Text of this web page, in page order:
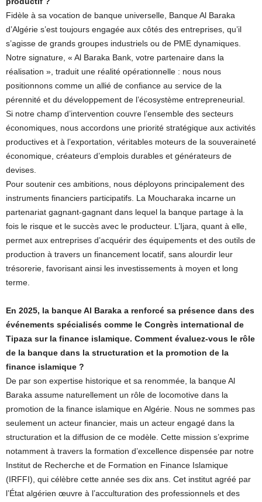
Fidèle à sa vocation de banque universelle, Banque Al Baraka
d’Algérie s’est toujours engagée aux côtés des entreprises, qu’il
s’agisse de grands groupes industriels ou de PME dynamiques.
Notre signature, « Al Baraka Bank, votre partenaire dans la
réalisation », traduit une réalité opérationnelle : nous nous
positionnons comme un allié de confiance au service de la
pérennité et du développement de l’écosystème entrepreneurial.
Si notre champ d’intervention couvre l’ensemble des secteurs
économiques, nous accordons une priorité stratégique aux activités
productives et à l’exportation, véritables moteurs de la souveraineté
économique, créateurs d’emplois durables et générateurs de
devises.
Pour soutenir ces ambitions, nous déployons principalement des
instruments financiers participatifs. La Moucharaka incarne un
partenariat gagnant-gagnant dans lequel la banque partage à la
fois le risque et le succès avec le producteur. L’Ijara, quant à elle,
permet aux entreprises d’acquérir des équipements et des outils de
production à travers un financement locatif, sans alourdir leur
trésorerie, favorisant ainsi les investissements à moyen et long
terme.
En 2025, la banque Al Baraka a renforcé sa présence dans des
événements spécialisés comme le Congrès international de
Tipaza sur la finance islamique. Comment évaluez-vous le rôle
de la banque dans la structuration et la promotion de la
finance islamique ?
De par son expertise historique et sa renommée, la banque Al
Baraka assume naturellement un rôle de locomotive dans la
promotion de la finance islamique en Algérie. Nous ne sommes pas
seulement un acteur financier, mais un acteur engagé dans la
structuration et la diffusion de ce modèle. Cette mission s’exprime
notamment à travers la formation d’excellence dispensée par notre
Institut de Recherche et de Formation en Finance Islamique
(IRFFI), qui célèbre cette année ses dix ans. Cet institut agréé par
l’État algérien œuvre à l’acculturation des professionnels et des